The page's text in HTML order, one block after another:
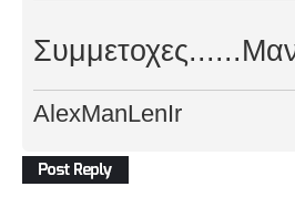
AlexManLenIr
Δημιουργία
απάντησης